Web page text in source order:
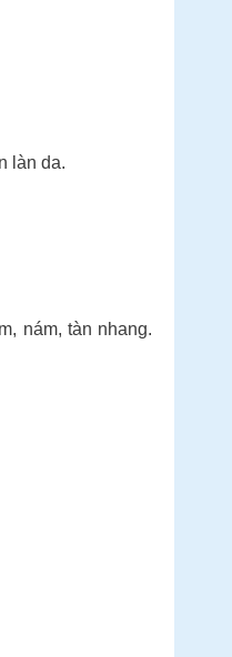
làn da.
nám, tàn nhang.